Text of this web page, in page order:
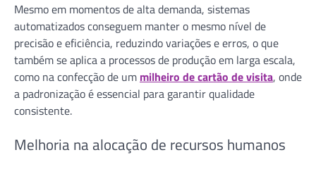
Mesmo em momentos de alta demanda, sistemas
automatizados conseguem manter o mesmo nível de
precisão e eficiência, reduzindo variações e erros, o que
também se aplica a processos de produção em larga escala,
como na confecção de um milheiro de cartão de visita, onde
a padronização é essencial para garantir qualidade
consistente.
Melhoria na alocação de recursos humanos